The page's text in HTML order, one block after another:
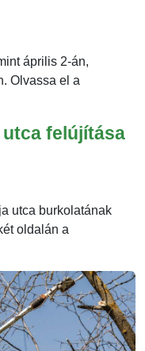
április 2-án,
Olvassa el a
felújítása
utca burkolatának
oldalán a